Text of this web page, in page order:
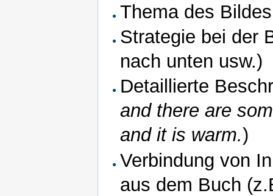
Thema des
Strategie bei der
nach unten usw.)
Detaillierte
and there are
and it is warm.)
Verbindung von
aus dem Buch